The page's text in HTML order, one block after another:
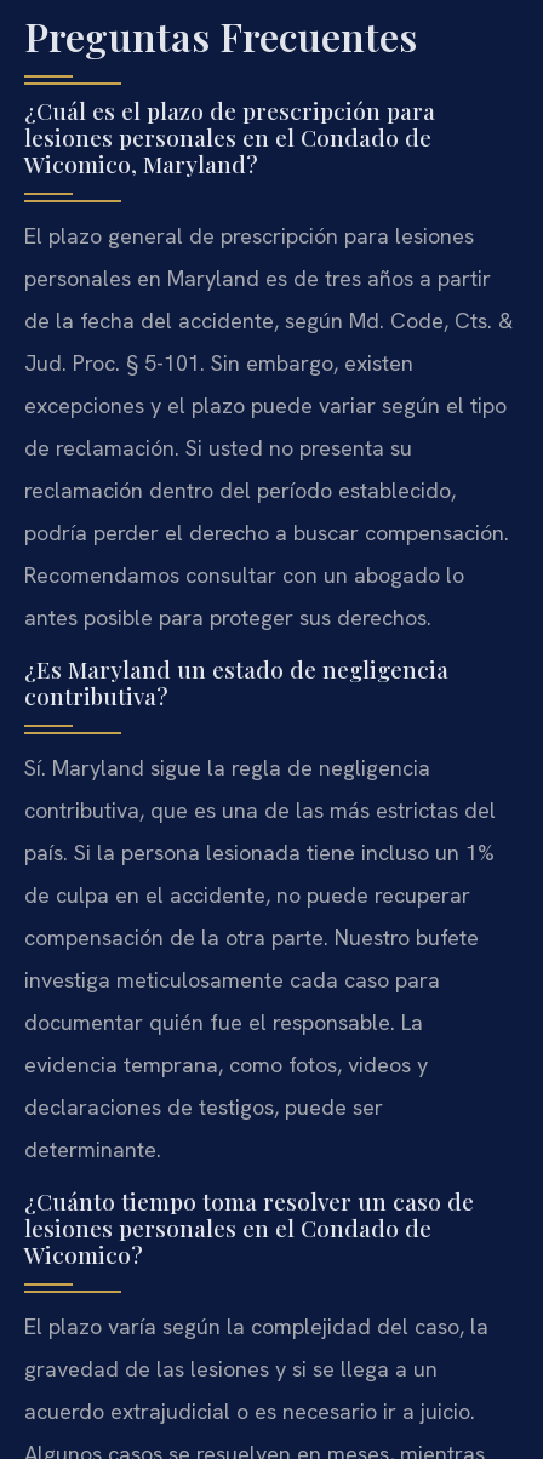
Preguntas Frecuentes
¿Cuál es el plazo de prescripción para
lesiones personales en el Condado de
Wicomico, Maryland?
El plazo general de prescripción para lesiones
personales en Maryland es de tres años a partir
de la fecha del accidente, según Md. Code, Cts. &
Jud. Proc. § 5-101. Sin embargo, existen
excepciones y el plazo puede variar según el tipo
de reclamación. Si usted no presenta su
reclamación dentro del período establecido,
podría perder el derecho a buscar compensación.
Recomendamos consultar con un abogado lo
antes posible para proteger sus derechos.
¿Es Maryland un estado de negligencia
contributiva?
Sí. Maryland sigue la regla de negligencia
contributiva, que es una de las más estrictas del
país. Si la persona lesionada tiene incluso un 1%
de culpa en el accidente, no puede recuperar
compensación de la otra parte. Nuestro bufete
investiga meticulosamente cada caso para
documentar quién fue el responsable. La
evidencia temprana, como fotos, videos y
declaraciones de testigos, puede ser
determinante.
¿Cuánto tiempo toma resolver un caso de
lesiones personales en el Condado de
Wicomico?
El plazo varía según la complejidad del caso, la
gravedad de las lesiones y si se llega a un
acuerdo extrajudicial o es necesario ir a juicio.